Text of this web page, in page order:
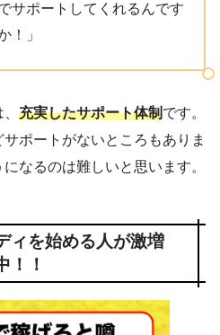
サポートしてくれるんです
！」
充実したサポート体制です。
ポートがないところもありま
なるのは難しいと思います。
ィを始める人が激増
！！